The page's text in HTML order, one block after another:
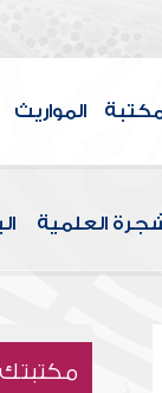
المواريث
العلمية
مكتبتك